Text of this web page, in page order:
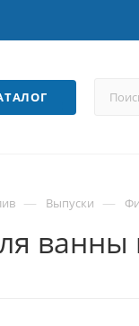
— Выпуски —
ванны